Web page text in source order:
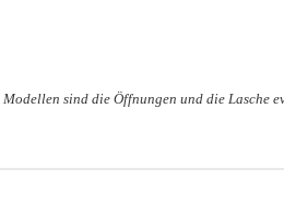
sind die Öffnungen und die Lasche